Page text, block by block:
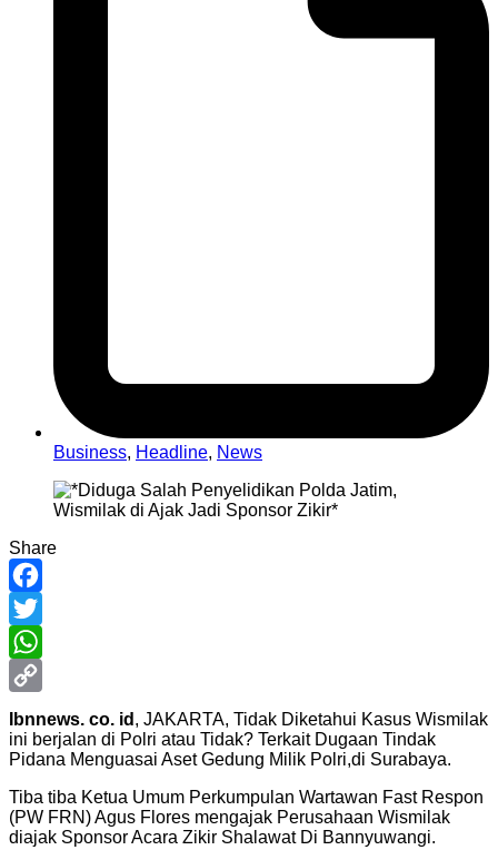
Business, Headline, News
Share
Facebook
Twitter
WhatsApp
Copy
Link
Ibnnews. co. id , JAKARTA, Tidak Diketahui Kasus Wismilak
ini berjalan di Polri atau Tidak? Terkait Dugaan Tindak
Pidana Menguasai Aset Gedung Milik Polri,di Surabaya.
Tiba tiba Ketua Umum Perkumpulan Wartawan Fast Respon
(PW FRN) Agus Flores mengajak Perusahaan Wismilak
diajak Sponsor Acara Zikir Shalawat Di Bannyuwangi.